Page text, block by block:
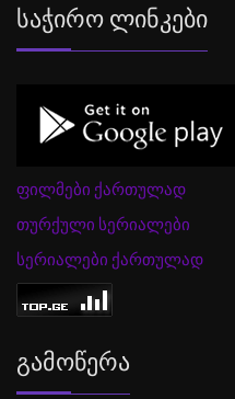
Საჭირო Ლინკები
ფილმები ქართულად
თურქული სერიალები
სერიალები ქართულად
Გამოწერა